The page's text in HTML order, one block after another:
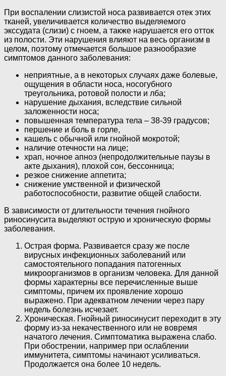
При воспалении слизистой носа развивается отек этих
тканей, увеличивается количество выделяемого
экссудата (слизи) с гноем, а также нарушается его отток
из полости. Эти нарушения влияют на весь организм в
целом, поэтому отмечается большое разнообразие
симптомов данного заболевания:
неприятные, а в некоторых случаях даже болевые,
ощущения в области носа, носогубного
треугольника, ротовой полости и лба;
нарушение дыхания, вследствие сильной
заложенности носа;
повышенная температура тела – 38-39 градусов;
першение и боль в горле,
кашель с обычной или гнойной мокротой;
наличие отечности на лице;
храп, ночное апноэ (непродолжительные паузы в
акте дыхания), плохой сон, бессонница;
резкое снижение аппетита;
снижение умственной и физической
работоспособности, развитие общей слабости.
В зависимости от длительности течения гнойного
риносинусита выделяют острую и хроническую формы
заболевания.
Острая форма. Развивается сразу же после
вирусных инфекционных заболеваний или
самостоятельного попадания патогенных
микроорганизмов в организм человека. Для данной
формы характерны все перечисленные выше
симптомы, причем их проявление хорошо
выражено. При адекватном лечении через пару
недель болезнь исчезает.
Хроническая. Гнойный риносинусит переходит в эту
форму из-за некачественного или не вовремя
начатого лечения. Симптоматика выражена слабо.
При обострении, например при ослаблении
иммунитета, симптомы начинают усиливаться.
Продолжается она более 10 недель.